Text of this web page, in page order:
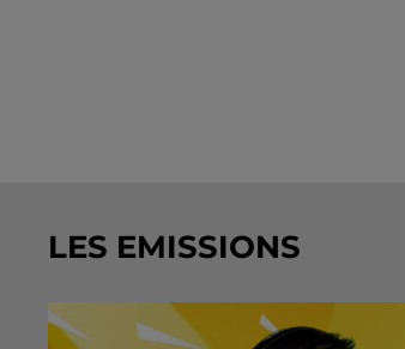
LES EMISSIONS